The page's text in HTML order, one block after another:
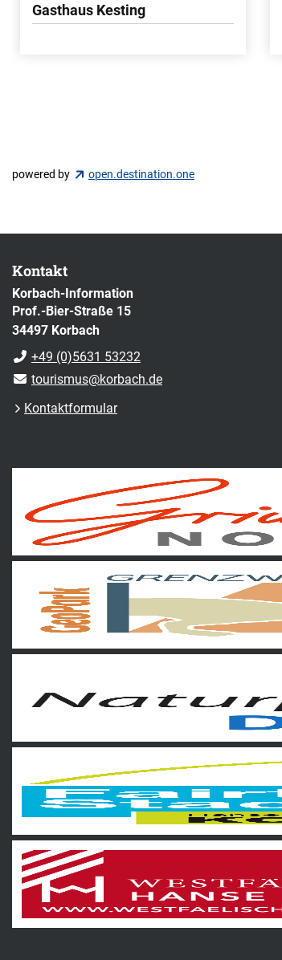
Gasthaus Kesting
powered by open.destination.one
Kontakt
Korbach-Information
Prof.-Bier-Straße 15
34497 Korbach
+49 (0)5631 53232
tourismus@korbach.de
Kontaktformular